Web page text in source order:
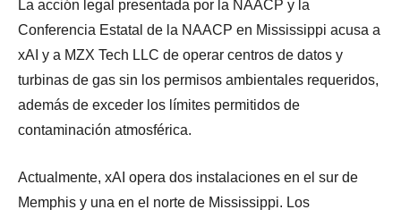
La acción legal presentada por la NAACP y la
Conferencia Estatal de la NAACP en Mississippi acusa a
xAI y a MZX Tech LLC de operar centros de datos y
turbinas de gas sin los permisos ambientales requeridos,
además de exceder los límites permitidos de
contaminación atmosférica.
Actualmente, xAI opera dos instalaciones en el sur de
Memphis y una en el norte de Mississippi. Los